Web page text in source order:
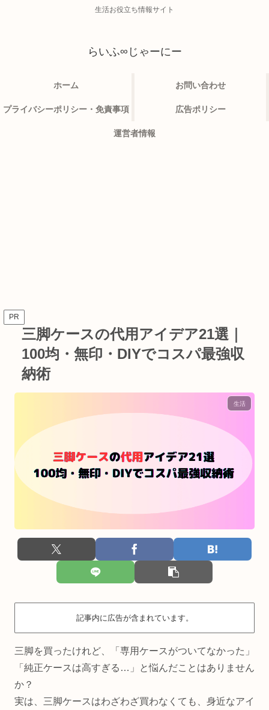
生活お役立ち情報サイト
らいふ∞じゃーにー
ホーム お問い合わせ
プライバシーポリシー・免責事項 広告ポリシー
運営者情報
PR
三脚ケースの代用アイデア21選｜
100均・無印・DIYでコスパ最強収
納術
生活
記事内に広告が含まれています。
三脚を買ったけれど、「専用ケースがついてなかった」
「純正ケースは高すぎる…」と悩んだことはありません
か？
実は、三脚ケースはわざわざ買わなくても、身近なアイ